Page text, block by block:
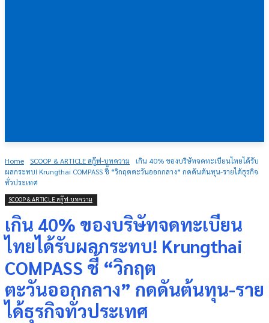
Home SCOOP & ARTICLE สกู๊ฟ-บทความ
เกิน 40% ของบริษัทจดทะเบียนไทยได้รับ
ผลกระทบ! Krungthai COMPASS ชี้ “วิกฤตตะวันออกกลาง” กดดันต้นทุน-รายได้ธุรกิจ
ทั่วประเทศ
SCOOP & ARTICLE สกู๊ฟ-บทความ
เกิน 40% ของบริษัทจดทะเบียน
ไทยได้รับผลกระทบ! Krungthai
COMPASS ชี้ “วิกฤต
ตะวันออกกลาง” กดดันต้นทุน-ราย
ได้ธุรกิจทั่วประเทศ